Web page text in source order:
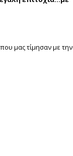
μας τίμησαν με την